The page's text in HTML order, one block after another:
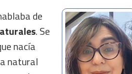
de
. Se
nacía
natural